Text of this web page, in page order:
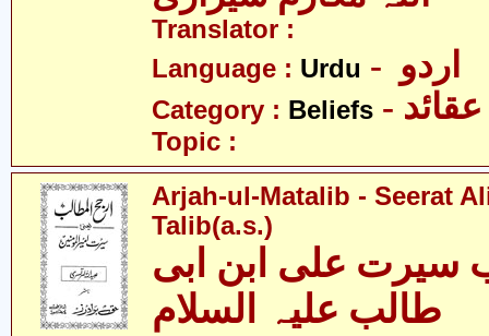
Translator :
Language : Urdu
Category : Beliefs - عقائد
Topic :
Arjah-ul-Matalib - Seerat
Talib(a.s.)
سیرت علی ابن ابی
طالب علیہ السلام